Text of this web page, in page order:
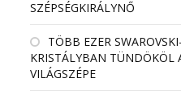
SZÉPSÉGKIRÁLYNŐ
TÖBB EZER SWAROVSKI-
KRISTÁLYBAN TÜNDÖKÖL
VILÁGSZÉPE